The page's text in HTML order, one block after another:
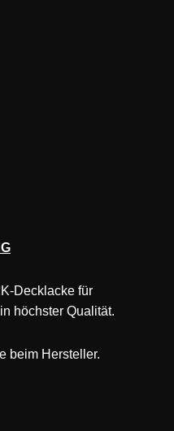
Decklacke für
höchster Qualität.
beim Hersteller.